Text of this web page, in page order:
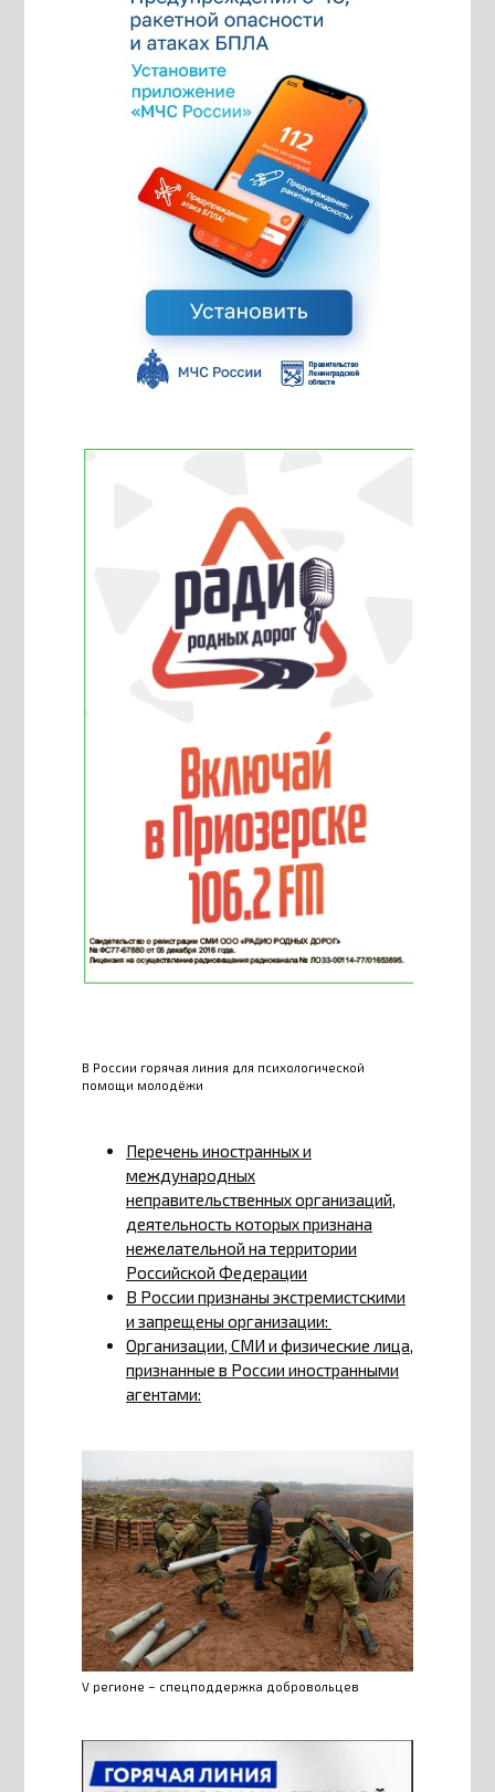
В России горячая линия для психологической
помощи молодёжи
Перечень иностранных и
международных
неправительственных организаций,
деятельность которых признана
нежелательной на территории
Российской Федерации
В России признаны экстремистскими
и запрещены организации:
Организации, СМИ и физические лица,
признанные в России иностранными
агентами:
V регионе – спецподдержка добровольцев